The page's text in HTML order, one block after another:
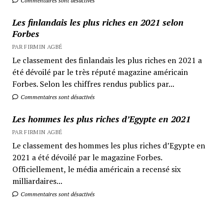
Les finlandais les plus riches en 2021 selon
Forbes
PAR FIRMIN AGBÉ
Le classement des finlandais les plus riches en 2021 a
été dévoilé par le très réputé magazine américain
Forbes. Selon les chiffres rendus publics par...
Commentaires sont désactivés
Les hommes les plus riches d’Egypte en 2021
PAR FIRMIN AGBÉ
Le classement des hommes les plus riches d’Egypte en
2021 a été dévoilé par le magazine Forbes.
Officiellement, le média américain a recensé six
milliardaires...
Commentaires sont désactivés